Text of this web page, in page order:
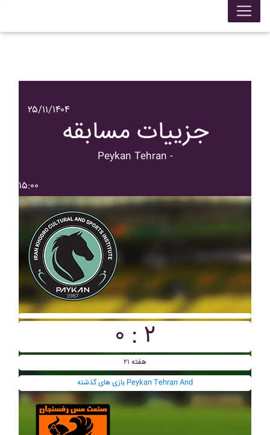
۲۵/۱۱/۱۴۰۴
جزییات مسابقه
Peykan Tehran -
۱۵:۰۰
۰ : ۲
هفته ۲۱
بازی های گذشته Peykan Tehran And